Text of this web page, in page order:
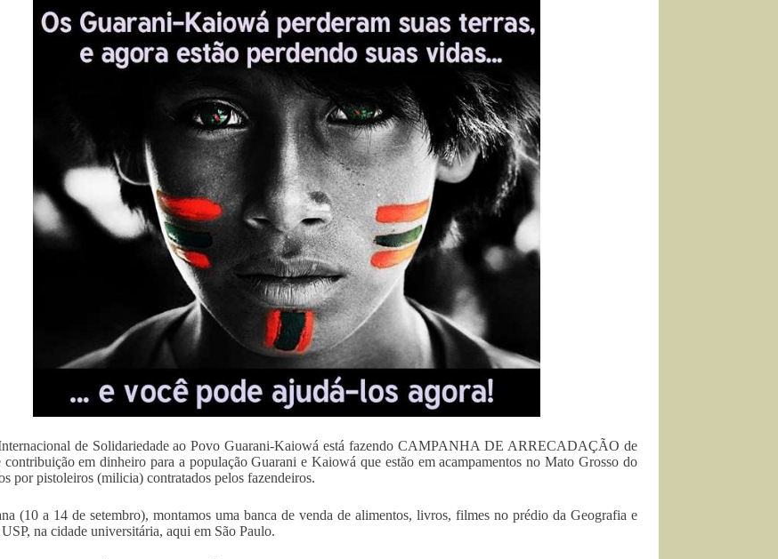
de Solidariedade ao Povo Guarani-Kaiowá está fazendo CAMPANHA DE ARRECADAÇÃO de
contribuição em dinheiro para a população Guarani e Kaiowá que estão em acampamentos no Mato Grosso do
por pistoleiros (milicia) contratados pelos fazendeiros.
(10 a 14 de setembro), montamos uma banca de venda de alimentos, livros, filmes no prédio da Geografia e
na cidade universitária, aqui em São Paulo.